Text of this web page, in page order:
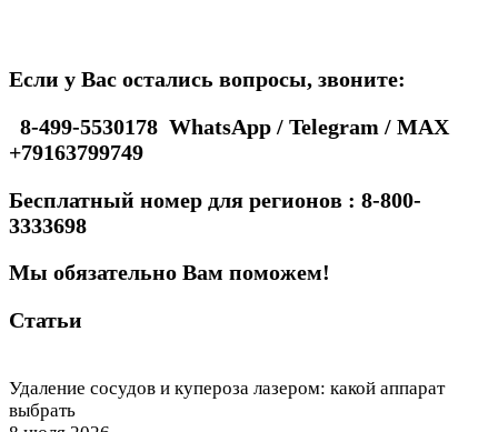
Если у Вас остались вопросы, звоните:
8-499-5530178 WhatsApp / Telegram / MAX
+79163799749
Бесплатный номер для регионов : 8-800-
3333698
Мы обязательно Вам поможем!
Статьи
Удаление сосудов и купероза лазером: какой аппарат
выбрать